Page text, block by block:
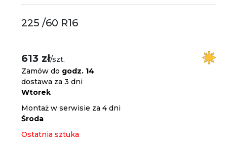
225 /60 R16
613 zł/szt.
Zamów do godz. 14
dostawa za 3 dni
Wtorek
Montaż w serwisie za 4 dni
Środa
Ostatnia sztuka